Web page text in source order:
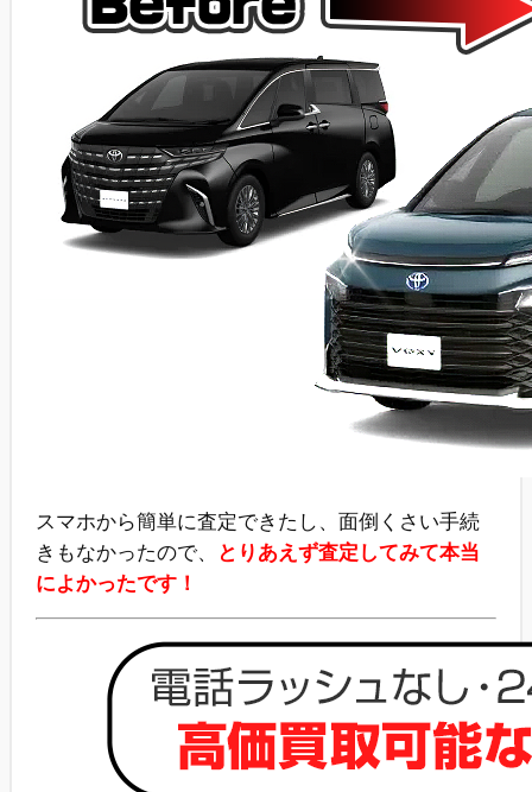
スマホから簡単に査定できたし、面倒くさい手続
きもなかったので、
とりあえず査定してみて本当
によかったです！